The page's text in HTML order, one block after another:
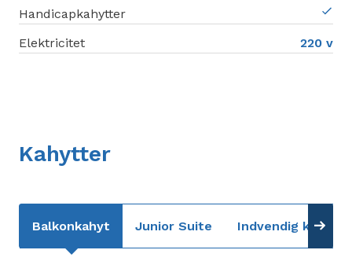
Handicapkahytter
Elektricitet
220 v
Kahytter
Balkonkahyt Junior Suite Indvendig kahyt